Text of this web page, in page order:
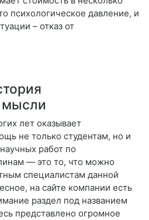
психологическое давление, и
– отказ от
мысли
лет оказывает
не только студентам, но и
работ по
— это то, что можно
специалистам данной
на сайте компании есть
раздел под названием
представлено огромное